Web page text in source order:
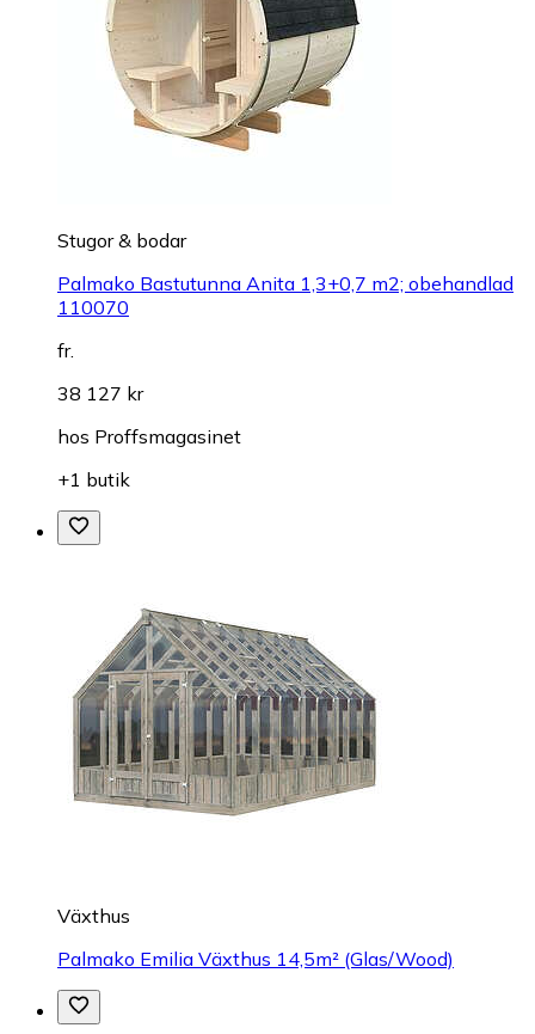
Stugor & bodar
Palmako Bastutunna Anita 1,3+0,7 m2; obehandlad
110070
fr.
38 127 kr
hos Proffsmagasinet
+1 butik
Växthus
Palmako Emilia Växthus 14,5m² (Glas/Wood)